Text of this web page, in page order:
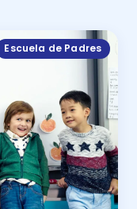
Escuela de Padres